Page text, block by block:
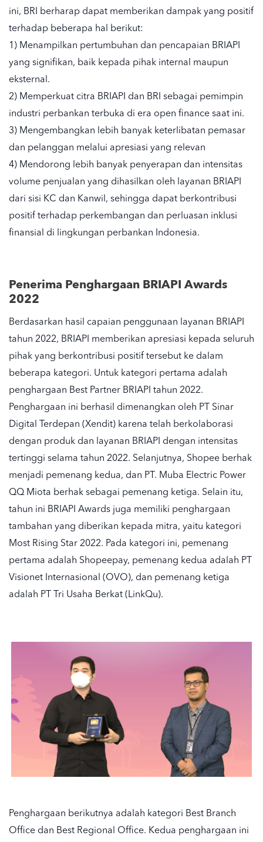
ini, BRI berharap dapat memberikan dampak yang positif
terhadap beberapa hal berikut:
1) Menampilkan pertumbuhan dan pencapaian BRIAPI
yang signifikan, baik kepada pihak internal maupun
eksternal.
2) Memperkuat citra BRIAPI dan BRI sebagai pemimpin
industri perbankan terbuka di era open finance saat ini.
3) Mengembangkan lebih banyak keterlibatan pemasar
dan pelanggan melalui apresiasi yang relevan
4) Mendorong lebih banyak penyerapan dan intensitas
volume penjualan yang dihasilkan oleh layanan BRIAPI
dari sisi KC dan Kanwil, sehingga dapat berkontribusi
positif terhadap perkembangan dan perluasan inklusi
finansial di lingkungan perbankan Indonesia.
Penerima Penghargaan BRIAPI Awards
2022
Berdasarkan hasil capaian penggunaan layanan BRIAPI
tahun 2022, BRIAPI memberikan apresiasi kepada seluruh
pihak yang berkontribusi positif tersebut ke dalam
beberapa kategori. Untuk kategori pertama adalah
penghargaan Best Partner BRIAPI tahun 2022.
Penghargaan ini berhasil dimenangkan oleh PT Sinar
Digital Terdepan (Xendit) karena telah berkolaborasi
dengan produk dan layanan BRIAPI dengan intensitas
tertinggi selama tahun 2022. Selanjutnya, Shopee berhak
menjadi pemenang kedua, dan PT. Muba Electric Power
QQ Miota berhak sebagai pemenang ketiga. Selain itu,
tahun ini BRIAPI Awards juga memiliki penghargaan
tambahan yang diberikan kepada mitra, yaitu kategori
Most Rising Star 2022. Pada kategori ini, pemenang
pertama adalah Shopeepay, pemenang kedua adalah PT
Visionet Internasional (OVO), dan pemenang ketiga
adalah PT Tri Usaha Berkat (LinkQu).
Penghargaan berikutnya adalah kategori Best Branch
Office dan Best Regional Office. Kedua penghargaan ini